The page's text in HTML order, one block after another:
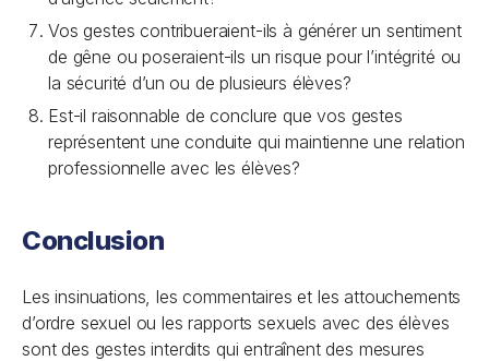
Vos gestes contribueraient-ils à générer un sentiment
de gêne ou poseraient-ils un risque pour l’intégrité ou
la sécurité d’un ou de plusieurs élèves?
Est-il raisonnable de conclure que vos gestes
représentent une conduite qui maintienne une relation
professionnelle avec les élèves?
Conclusion
Les insinuations, les commentaires et les attouchements
d’ordre sexuel ou les rapports sexuels avec des élèves
sont des gestes interdits qui entraînent des mesures